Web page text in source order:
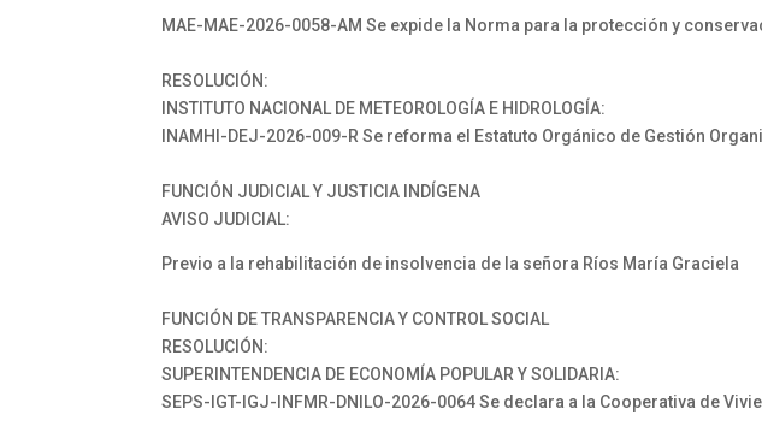
MAE-MAE-2026-0058-AM Se expide la Norma para la protección y
RESOLUCIÓN:
INSTITUTO NACIONAL DE METEOROLOGÍA E HIDROLOGÍA:
INAMHI-DEJ-2026-009-R Se reforma el Estatuto Orgánico de Gestión
FUNCIÓN JUDICIAL Y JUSTICIA INDÍGENA
AVISO JUDICIAL:
Previo a la rehabilitación de insolvencia de la señora Ríos María Graciela
FUNCIÓN DE TRANSPARENCIA Y CONTROL SOCIAL
RESOLUCIÓN:
SUPERINTENDENCIA DE ECONOMÍA POPULAR Y SOLIDARIA:
SEPS-IGT-IGJ-INFMR-DNILO-2026-0064 Se declara a la Cooperativa de